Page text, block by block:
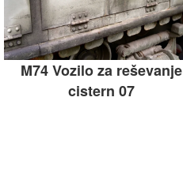
M74 Vozilo za reševanje
cistern 07